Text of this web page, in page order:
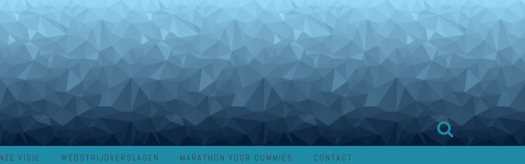
VISIE WEDSTRIJDVERSLAGEN MARATHON VOOR DUMMIES CONTACT